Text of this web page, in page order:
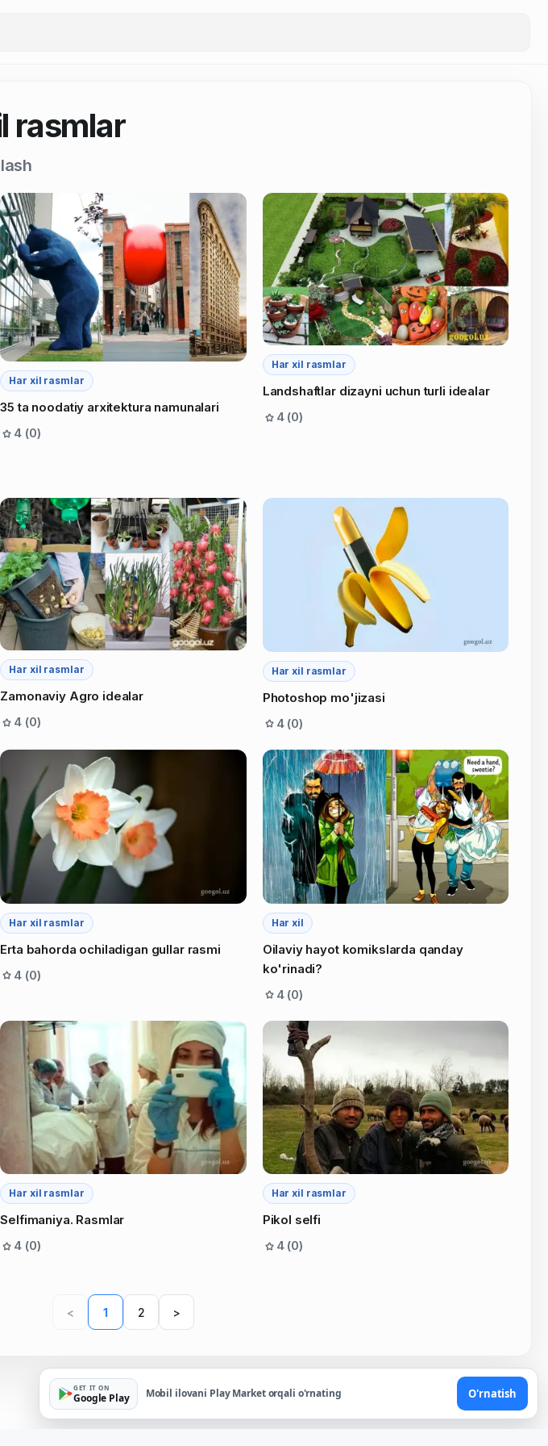
rasmlar
Har xil rasmlar
35 ta noodatiy arxitektura namunalari
4 (0)
Har xil rasmlar
Landshaftlar dizayni uchun turli idealar
4 (0)
Har xil rasmlar
Zamonaviy Agro idealar
4 (0)
Har xil rasmlar
Photoshop mo'jizasi
4 (0)
Har xil rasmlar
Erta bahorda ochiladigan gullar rasmi
4 (0)
Har xil
Oilaviy hayot komikslarda qanday
ko'rinadi?
4 (0)
Har xil rasmlar
Selfimaniya. Rasmlar
4 (0)
Har xil rasmlar
Pikol selfi
4 (0)
< 1 2 >
GET IT ON
Google Play Mobil ilovani Play Market orqali o'rnating O'rnatish